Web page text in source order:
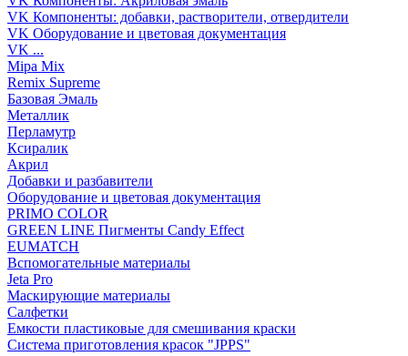
VK Компоненты: добавки, растворители, отвердители
VK Оборудование и цветовая документация
VK ...
Mipa Mix
Remix Supreme
Базовая Эмаль
Металлик
Перламутр
Ксиралик
Акрил
Добавки и разбавители
Оборудование и цветовая документация
PRIMO COLOR
GREEN LINE Пигменты Candy Effect
EUMATCH
Вспомогательные материалы
Jeta Pro
Маскирующие материалы
Салфетки
Емкости пластиковые для смешивания краски
Система приготовления красок "JPPS"